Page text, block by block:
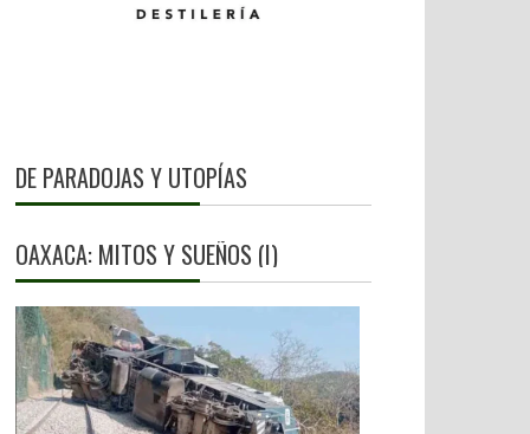
DE PARADOJAS Y UTOPÍAS
OAXACA: MITOS Y SUEÑOS (I)